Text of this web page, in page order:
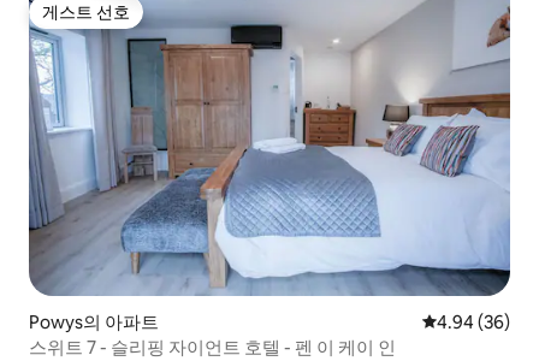
게스트 선호
게스트 선호
Powys의 아파트 평점 4.94점(5
4.94 (36)
스위트 7 - 슬리핑 자이언트 호텔 - 펜 이 케이 인